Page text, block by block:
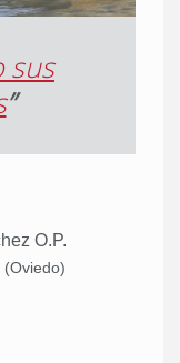
sus
”
O.P.
(Oviedo)